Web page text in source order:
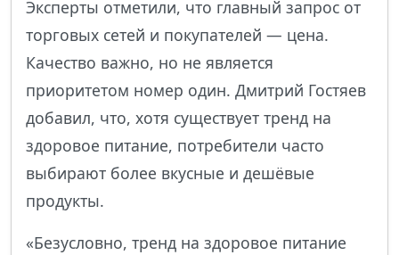
Эксперты отметили, что главный запрос от
торговых сетей и покупателей — цена.
Качество важно, но не является
приоритетом номер один. Дмитрий Гостяев
добавил, что, хотя существует тренд на
здоровое питание, потребители часто
выбирают более вкусные и дешёвые
продукты.
«Безусловно, тренд на здоровое питание